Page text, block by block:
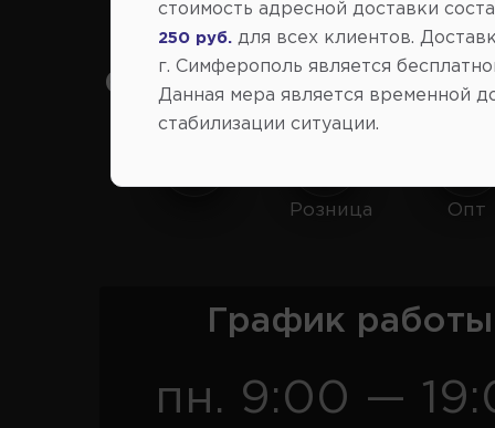
Социальные сети:
Розница Опт
График
пн. 9:00 —
стоимость адресной доставки
250 руб. для всех клиентов.
г. Симферополь является
Данная мера является временной
стабилизации ситуации.